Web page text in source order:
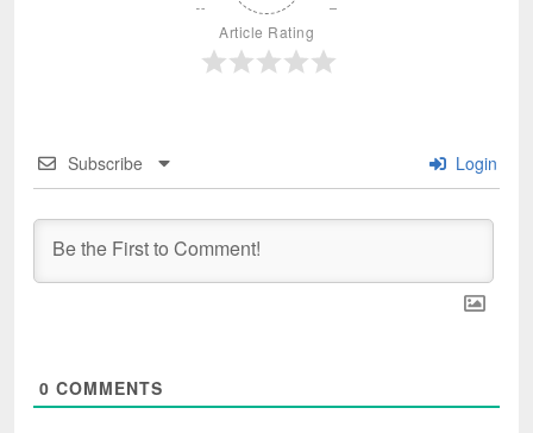
Article Rating
Subscribe Login
0 COMMENTS